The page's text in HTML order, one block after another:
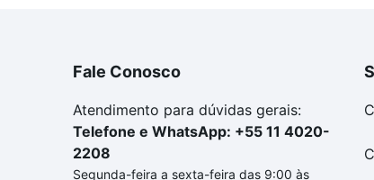
Fale Conosco
Atendimento para dúvidas gerais:
Telefone e WhatsApp: +55 11 4020-
2208
Segunda-feira a sexta-feira das 9:00 às